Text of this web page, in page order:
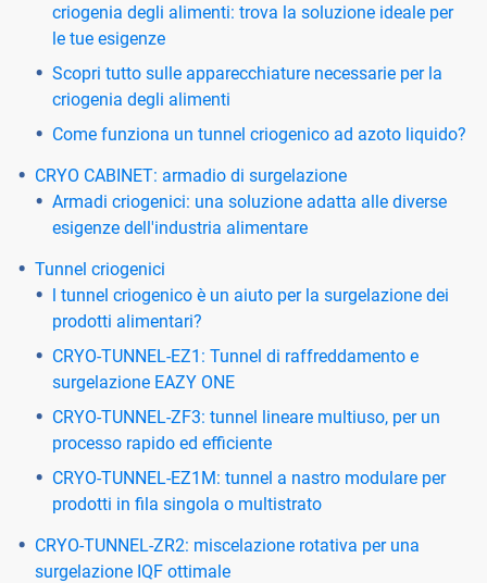
criogenia degli alimenti: trova la soluzione ideale per
le tue esigenze
Scopri tutto sulle apparecchiature necessarie per la
criogenia degli alimenti
Come funziona un tunnel criogenico ad azoto liquido?
CRYO CABINET: armadio di surgelazione
Armadi criogenici: una soluzione adatta alle diverse
esigenze dell'industria alimentare
Tunnel criogenici
l tunnel criogenico è un aiuto per la surgelazione dei
prodotti alimentari?
CRYO-TUNNEL-EZ1: Tunnel di raffreddamento e
surgelazione EAZY ONE
CRYO-TUNNEL-ZF3: tunnel lineare multiuso, per un
processo rapido ed efficiente
CRYO-TUNNEL-EZ1M: tunnel a nastro modulare per
prodotti in fila singola o multistrato
CRYO-TUNNEL-ZR2: miscelazione rotativa per una
surgelazione IQF ottimale